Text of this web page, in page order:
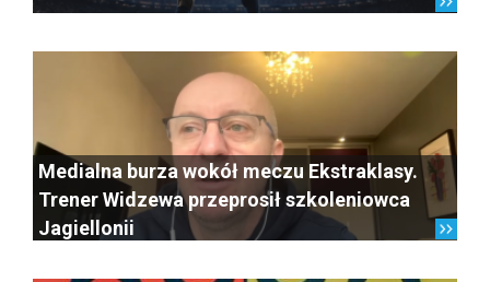
Medialna burza wokół meczu Ekstraklasy.
Trener Widzewa przeprosił szkoleniowca
Jagiellonii